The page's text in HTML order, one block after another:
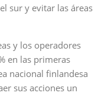
sur y evitar las áreas
y los operadores
en las primeras
nacional finlandesa
sus acciones un